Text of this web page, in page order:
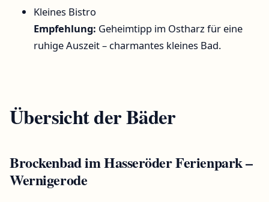
Kleines Bistro
Empfehlung: Geheimtipp im Ostharz für eine
ruhige Auszeit – charmantes kleines Bad.
Übersicht der Bäder
Brockenbad im Hasseröder Ferienpark –
Wernigerode